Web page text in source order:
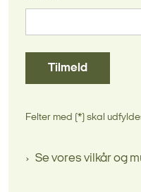
Tilmeld
Felter med (*) skal
Se vores vilkår og